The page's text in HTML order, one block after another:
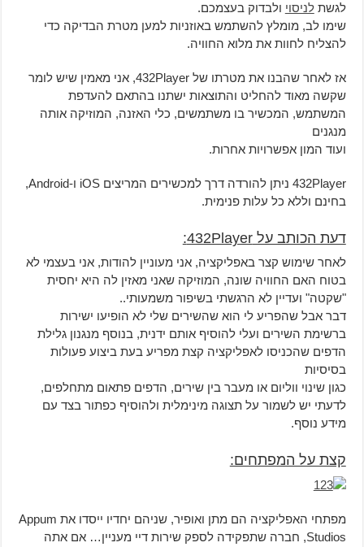
לגשת לניסויולבדוק בעצמכם.
שימו לב, מומלץ להשתמש באוזניות למען מטרת הבדיקה כדי
להצליח לחוות את מלוא החוויה.
אז לאחר שהבנו את מטרתו של 432Player, אני מאמין שיש לומר
שקשה מאוד להחליט והתוצאות ישתנו בהתאם להעדפת
המשתמש, המכשיר בו משתמשים, כלי האזנה, המוזיקה אותה
מנגנים
ועוד המון אפשרויות אחרות.
432Player ניתן להורדה דרך למכשירים המריצים iOS ו-Android,
בחינם וללא כל עלות פנימית.
דעת הכותב על 432Player:
לאחר שימוש קצר באפליקציה, אני מעוניין להודות, אני בעצמי לא
בטוח האם החוויה שונה, המוזיקה שאני מאזין לה היא יחסית
"שקטה" ועדיין לא הרגשתי בשיפור משמעותי..
דבר אבל שהפריע לי הוא שהשירים שלי לא הופיעו ישירות
ברשימת השירים ועלי להוסיף אותם ידנית, בנוסף מנגנון גלילת
הדפים שהכניסו לאפליקציה קצת מפריע בעת ביצוע פעולות
בסיסיות
כגון שינוי ווליום או מעבר בין שירים, הדפים פתאום מתחלפים,
לדעתי יש לשמור על תצוגה מינימלית ולהוסיף כפתור בצד עם
מידע נוסף.
קצת על המפתחים:
מפתחי האפליקציה הם מתן ואופיר, שניהם יחדיו ייסדו את Appum
Studios, חברה שתפקידה לספק שירות דיי מעניין… אם אתה